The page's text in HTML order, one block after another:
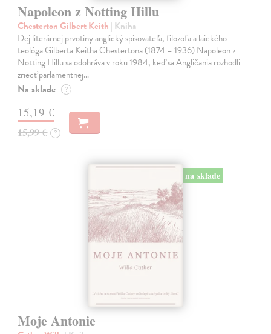
Napoleon z Notting Hillu
Chesterton Gilbert Keith | Kniha
Dej literárnej prvotiny anglický spisovateľa, filozofa a laického
teológa Gilberta Keitha Chestertona (1874 – 1936) Napoleon z
Notting Hillu sa odohráva v roku 1984, keď sa Angličania rozhodli
zriecť parlamentnej…
Na sklade ?
15,19 €
15,99 € ?
na sklade
Moje Antonie